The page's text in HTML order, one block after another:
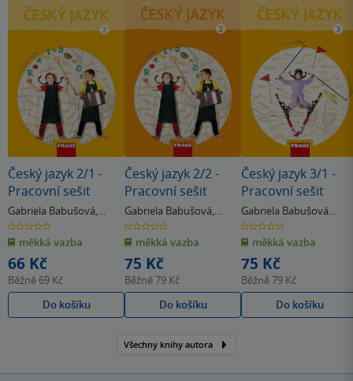
Český jazyk 2/1 -
Pracovní sešit
Gabriela Babušová
Petra Chlumská
0.0
z
5
hvězdiček
měkká vazba
66 Kč
Běžně 69 Kč
Do košíku
Český jazyk 2/2 -
Pracovní sešit
Gabriela Babušová
Petra Chlumská
0.0
z
5
hvězdiček
měkká vazba
75 Kč
Běžně79 Kč
Do košíku
Český jazyk 3/1 -
Pracovní sešit
Gabriela Babušová
& další
0.0
z
5
hvězdiček
měkká vazba
75 Kč
Běžně79 Kč
Do košíku
Všechny knihy autora